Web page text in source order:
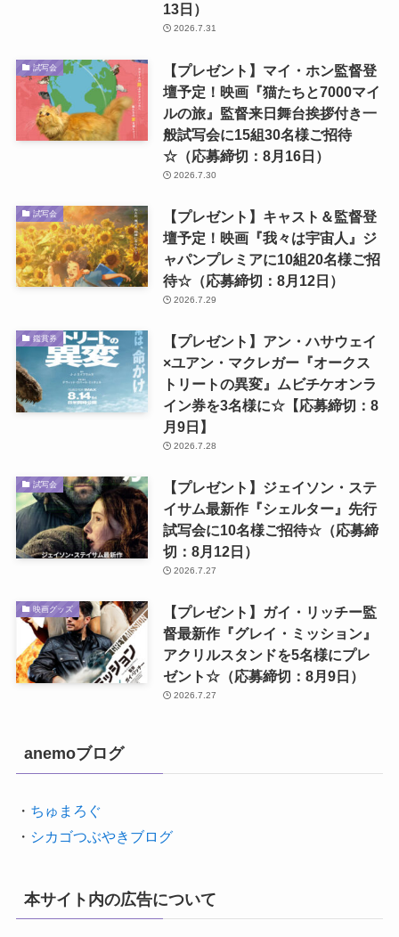
13日）
2026.7.31
試写会
【プレゼント】マイ・ホン監督登
壇予定！映画『猫たちと7000マイ
ルの旅』監督来日舞台挨拶付き一
般試写会に15組30名様ご招待
☆（応募締切：8月16日）
2026.7.30
試写会
【プレゼント】キャスト＆監督登
壇予定！映画『我々は宇宙人』ジ
ャパンプレミアに10組20名様ご招
待☆（応募締切：8月12日）
2026.7.29
鑑賞券
【プレゼント】アン・ハサウェイ
×ユアン・マクレガー『オークス
トリートの異変』ムビチケオンラ
イン券を3名様に☆【応募締切：8
月9日】
2026.7.28
試写会
【プレゼント】ジェイソン・ステ
イサム最新作『シェルター』先行
試写会に10名様ご招待☆（応募締
切：8月12日）
2026.7.27
映画グッズ
【プレゼント】ガイ・リッチー監
督最新作『グレイ・ミッション』
アクリルスタンドを5名様にプレ
ゼント☆（応募締切：8月9日）
2026.7.27
anemoブログ
・ ちゅまろぐ
・ シカゴつぶやきブログ
本サイト内の広告について